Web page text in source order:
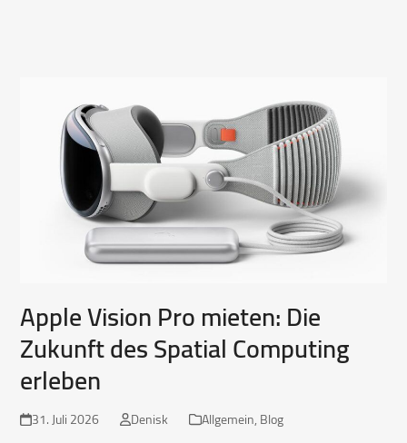
Apple Vision Pro mieten: Die
Zukunft des Spatial Computing
erleben
31. Juli 2026 Denisk Allgemein,Blog